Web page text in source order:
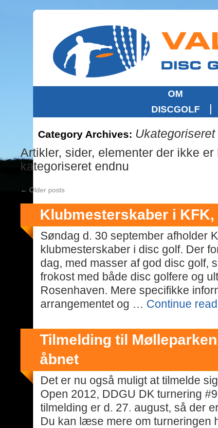
OM
DISCGOLF
Category Archives: Ukategoriseret
Artikler, sider, elementer der ikke er
kategoriseret endnu
← Older posts
Klubmesterskaber i
Søndag d. 30 september afholder
klubmesterskaber i disc golf. Der
dag, med masser af god disc golf,
frokost med både disc golfere og
Rosenhaven. Mere specifikke
arrangementet og … Continue
Tilmelding til
åbnet
Det er nu også muligt at tilmelde
Open 2012, DDGU DK turnering
tilmelding er d. 27. august, så der
Du kan læse mere om turneringen